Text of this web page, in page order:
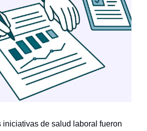
iniciativas de salud laboral fueron